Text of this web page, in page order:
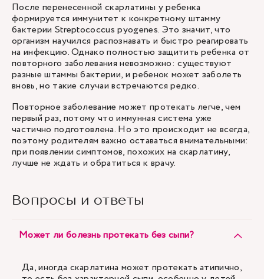
После перенесенной скарлатины у ребенка
формируется иммунитет к конкретному штамму
бактерии Streptococcus pyogenes. Это значит, что
организм научился распознавать и быстро реагировать
на инфекцию. Однако полностью защитить ребенка от
повторного заболевания невозможно: существуют
разные штаммы бактерии, и ребенок может заболеть
вновь, но такие случаи встречаются редко.
Повторное заболевание может протекать легче, чем
первый раз, потому что иммунная система уже
частично подготовлена. Но это происходит не всегда,
поэтому родителям важно оставаться внимательными:
при появлении симптомов, похожих на скарлатину,
лучше не ждать и обратиться к врачу.
Вопросы и ответы
Может ли болезнь протекать без сыпи?
Да, иногда скарлатина может протекать атипично,